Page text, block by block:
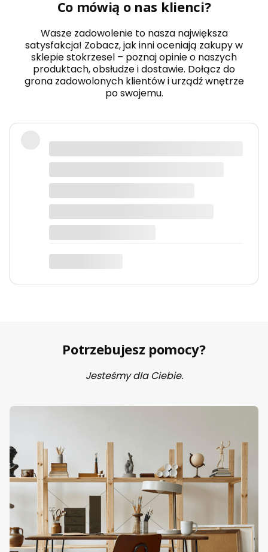
Co mówią o nas klienci?
Wasze zadowolenie to nasza największa
satysfakcja! Zobacz, jak inni oceniają zakupy w
sklepie stokrzesel – poznaj opinie o naszych
produktach, obsłudze i dostawie. Dołącz do
grona zadowolonych klientów i urządź wnętrze
po swojemu.
Fotel piękny, wygodny, polecam.
Dorota
ciemno zielony Velvet
Potrzebujesz pomocy?
Jesteśmy dla Ciebie.